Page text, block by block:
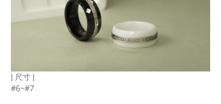
| 尺寸 |
#6~#7